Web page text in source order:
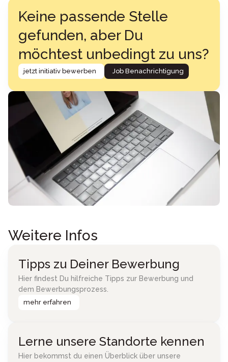
Keine passende Stelle
gefunden, aber Du
möchtest unbedingt zu uns?
jetzt initiativ bewerben Job Benachrichtigung
Weitere Infos
Tipps zu Deiner Bewerbung
Hier findest Du hilfreiche Tipps zur Bewerbung und
dem Bewerbungsprozess.
mehr erfahren
Lerne unsere Standorte kennen
Hier bekommst du einen Überblick über unsere